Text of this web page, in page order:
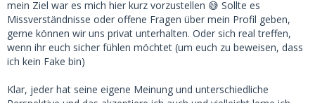
mein Ziel war es mich hier kurz vorzustellen 😅 Sollte es
Missverständnisse oder offene Fragen über mein Profil geben,
gerne können wir uns privat unterhalten. Oder sich real treffen,
wenn ihr euch sicher fühlen möchtet (um euch zu beweisen, dass
ich kein Fake bin)
Klar, jeder hat seine eigene Meinung und unterschiedliche